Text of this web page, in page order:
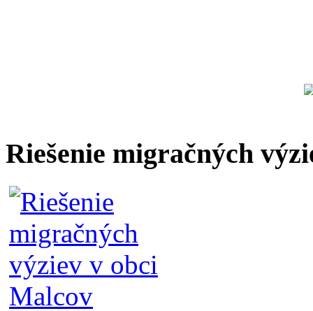
Riešenie migračných